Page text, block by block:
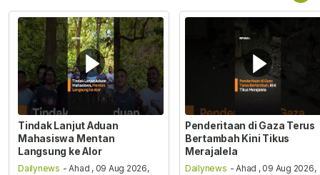
Tindak Lanjut Aduan
Mahasiswa Mentan
Langsung ke Alor
Dailynews - Ahad , 09 Aug 2026,
Penderitaan di Gaza Terus
Bertambah Kini Tikus
Merajalela
Dailynews - Ahad , 09 Aug 2026,